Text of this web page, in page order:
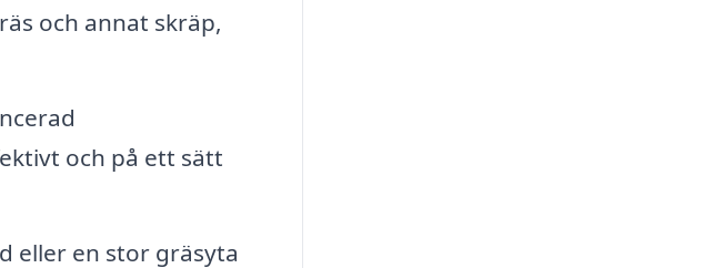
och annat skräp,
och på ett sätt
eller en stor gräsyta